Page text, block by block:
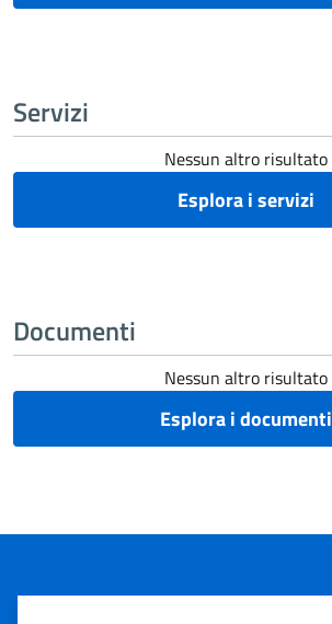
Servizi
Nessun altro risultato
Esplora i servizi
Documenti
Nessun altro risultato
Esplora i documenti